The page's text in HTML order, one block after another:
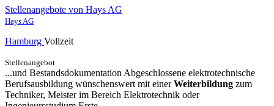
Stellenangebote von Hays AG
Hays AG
Hamburg Vollzeit
Stellenangebot
...und Bestandsdokumentation Abgeschlossene elektrotechnische
Berufsausbildung wünschenswert mit einerWeiterbildung zum
Techniker, Meister im Bereich Elektrotechnik oder